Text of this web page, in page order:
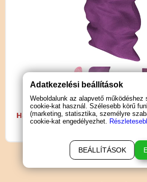
Használati útmutató letöltése
Adatkezelési beállítások
Weboldalunk az alapvető működéshez
cookie-kat használ. Szélesebb körű
(marketing, statisztika, személyre
cookie-kat engedélyezhet.
BEÁLLÍTÁSOK